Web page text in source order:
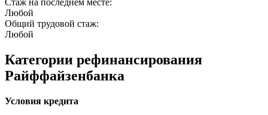
Любой
Общий трудовой стаж:
Любой
Категории рефинансирования
Райффайзенбанка
Условия кредита